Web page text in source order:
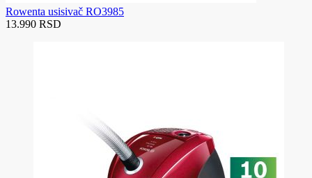
Rowenta usisivač RO3985
13.990 RSD